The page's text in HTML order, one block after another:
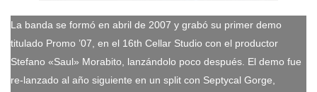
La banda se formó en abril de 2007 y grabó su primer demo
titulado Promo ’07, en el 16th Cellar Studio con el productor
Stefano «Saul» Morabito, lanzándolo poco después. El demo fue
re-lanzado al año siguiente en un split con Septycal Gorge,